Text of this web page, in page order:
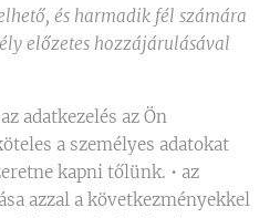
és harmadik fél számára
előzetes hozzájárulásával
adatkezelés az Ön
a személyes adatokat
kapni tőlünk. • az
azzal a következményekkel